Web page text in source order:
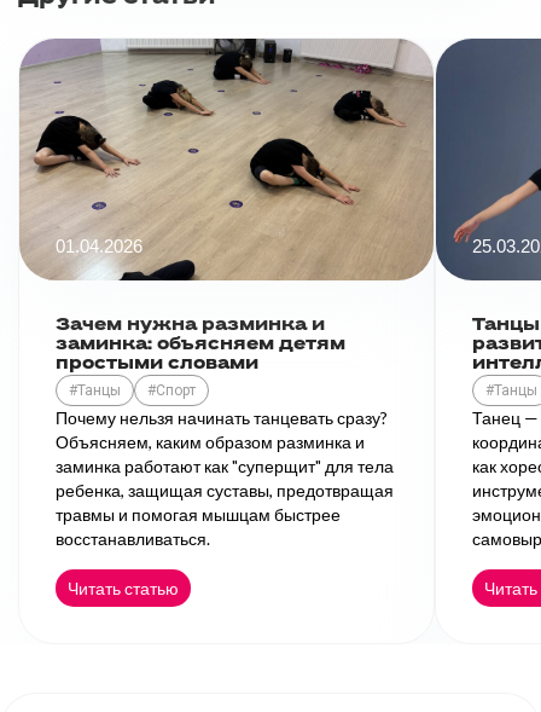
01.04.2026
Зачем нужна разминка и
заминка: объясняем детям
простыми словами
#Танцы #Спорт
Почему нельзя начинать танцевать сразу?
Объясняем, каким образом разминка и
заминка работают как "суперщит" для тела
ребенка, защищая суставы, предотвращая
травмы и помогая мышцам быстрее
восстанавливаться.
Читать статью
Танцы
#Танцы
Танец —
как